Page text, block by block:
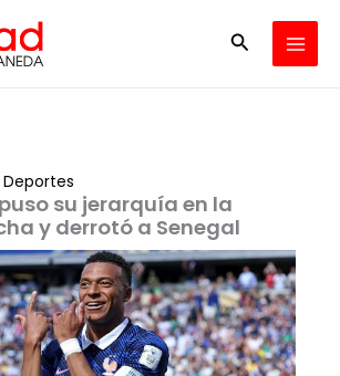
Buscar
su jerarquía en la
y derrotó a Senegal
Deportes